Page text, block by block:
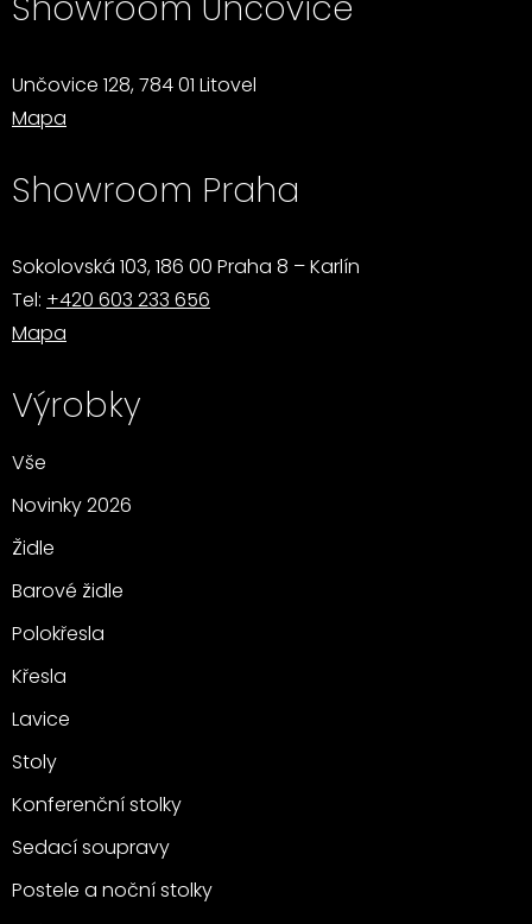
Showroom Unčovice
Unčovice 128, 784 01 Litovel
Mapa
Showroom Praha
Sokolovská 103, 186 00 Praha 8 – Karlín
Tel: +420 603 233 656
Mapa
Výrobky
Vše
Novinky 2026
Židle
Barové židle
Polokřesla
Křesla
Lavice
Stoly
Konferenční stolky
Sedací soupravy
Postele a noční stolky